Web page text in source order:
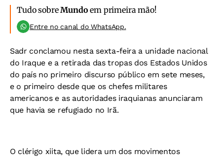
Tudo sobreMundo em primeira mão!
Entre no canal do WhatsApp.
Sadr conclamou nesta sexta-feira a unidade nacional
do Iraque e a retirada das tropas dos Estados Unidos
do país no primeiro discurso público em sete meses,
e o primeiro desde que os chefes militares
americanos e as autoridades iraquianas anunciaram
que havia se refugiado no Irã.
O clérigo xiita, que lidera um dos movimentos